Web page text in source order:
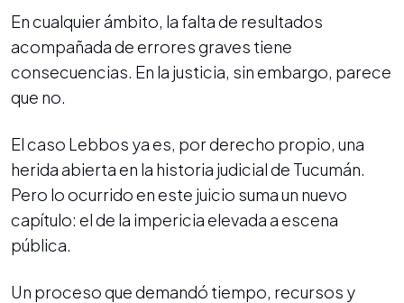
En cualquier ámbito, la falta de resultados
acompañada de errores graves tiene
consecuencias. En la justicia, sin embargo, parece
que no.
El caso Lebbos ya es, por derecho propio, una
herida abierta en la historia judicial de Tucumán.
Pero lo ocurrido en este juicio suma un nuevo
capítulo: el de la impericia elevada a escena
pública.
Un proceso que demandó tiempo, recursos y